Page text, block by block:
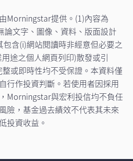
Morningstar提供。(1)內容為
文字、圖像、資料、版面設計
含(i)網站閱讀時非經意但必要之
途之個人網頁列印)散發或引
或即時性均不受保證。本資料僅
行作投資判斷。若使用者因採用
Morningstar與宏利投信均不負任
險，基金過去績效不代表其未來
投資收益。